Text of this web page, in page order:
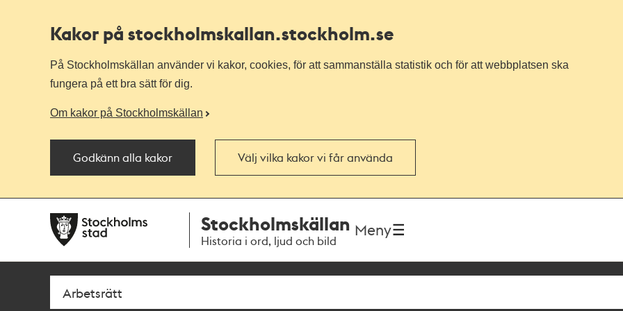
Kakor på stockholmskallan.stockholm.se
På Stockholmskällan använder vi kakor, cookies, för att sammanställa statistik och för att webbplatsen ska
fungera på ett bra sätt för dig.
Om kakor på Stockholmskällan
Godkänn alla kakor Välj vilka kakor vi får använda
navigationen
huvudinnehållet
Stockholmskällan
Historia i ord, ljud och bild
Meny
Sök